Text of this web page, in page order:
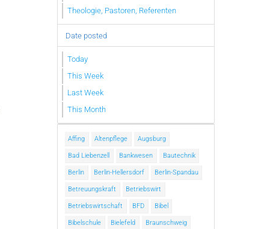
Theologie, Pastoren, Referenten
Date posted
Today
This Week
Last Week
This Month
Affing Altenpflege Augsburg
Bad Liebenzell Bankwesen Bautechnik
Berlin Berlin-Hellersdorf Berlin-Spandau
Betreuungskraft Betriebswirt
Betriebswirtschaft BFD Bibel
Bibelschule Bielefeld Braunschweig